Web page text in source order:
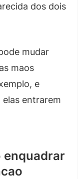
dos dois
mudar
maos
e
entrarem
enquadrar